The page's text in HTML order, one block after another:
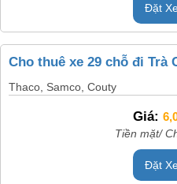
Đặt
Cho thuê xe 29 chỗ đi Trà
Thaco, Samco, Couty
Giá:
Tiền mặt/
Đặt